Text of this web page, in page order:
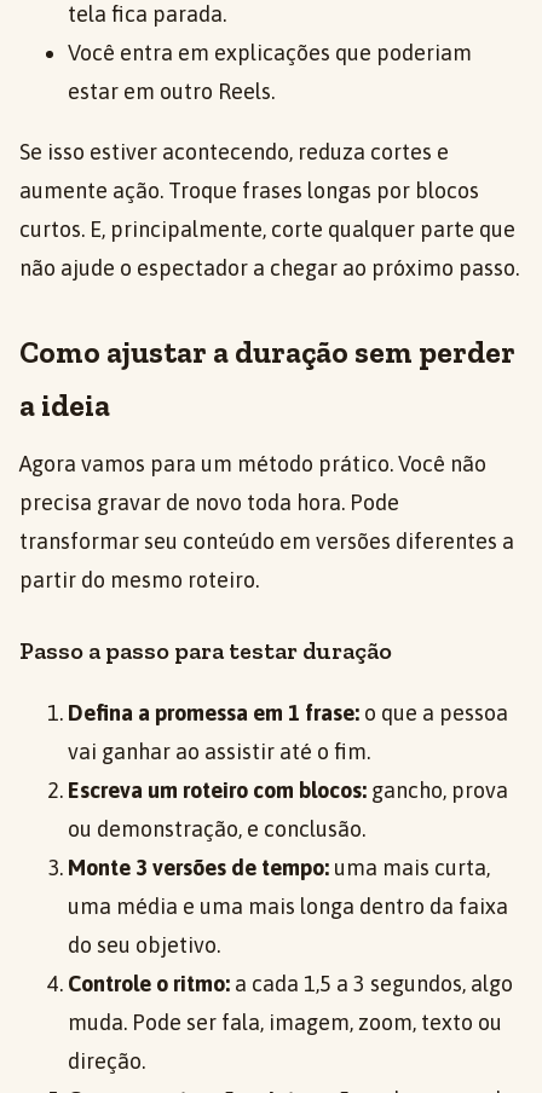
tela fica parada.
Você entra em explicações que poderiam
estar em outro Reels.
Se isso estiver acontecendo, reduza cortes e
aumente ação. Troque frases longas por blocos
curtos. E, principalmente, corte qualquer parte que
não ajude o espectador a chegar ao próximo passo.
Como ajustar a duração sem perder
a ideia
Agora vamos para um método prático. Você não
precisa gravar de novo toda hora. Pode
transformar seu conteúdo em versões diferentes a
partir do mesmo roteiro.
Passo a passo para testar duração
Defina a promessa em 1 frase: o que a pessoa
vai ganhar ao assistir até o fim.
Escreva um roteiro com blocos: gancho, prova
ou demonstração, e conclusão.
Monte 3 versões de tempo: uma mais curta,
uma média e uma mais longa dentro da faixa
do seu objetivo.
Controle o ritmo: a cada 1,5 a 3 segundos, algo
muda. Pode ser fala, imagem, zoom, texto ou
direção.